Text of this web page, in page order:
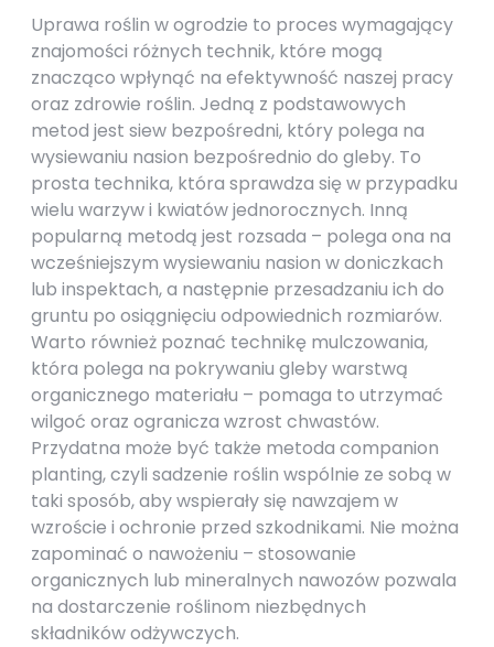
Uprawa roślin w ogrodzie to proces wymagający
znajomości różnych technik, które mogą
znacząco wpłynąć na efektywność naszej pracy
oraz zdrowie roślin. Jedną z podstawowych
metod jest siew bezpośredni, który polega na
wysiewaniu nasion bezpośrednio do gleby. To
prosta technika, która sprawdza się w przypadku
wielu warzyw i kwiatów jednorocznych. Inną
popularną metodą jest rozsada – polega ona na
wcześniejszym wysiewaniu nasion w doniczkach
lub inspektach, a następnie przesadzaniu ich do
gruntu po osiągnięciu odpowiednich rozmiarów.
Warto również poznać technikę mulczowania,
która polega na pokrywaniu gleby warstwą
organicznego materiału – pomaga to utrzymać
wilgoć oraz ogranicza wzrost chwastów.
Przydatna może być także metoda companion
planting, czyli sadzenie roślin wspólnie ze sobą w
taki sposób, aby wspierały się nawzajem w
wzroście i ochronie przed szkodnikami. Nie można
zapominać o nawożeniu – stosowanie
organicznych lub mineralnych nawozów pozwala
na dostarczenie roślinom niezbędnych
składników odżywczych.